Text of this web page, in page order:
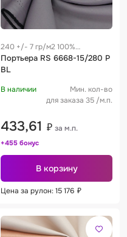
240 +/- 7 гр/м2 100%
полиэстер
Портьера RS 6668-15/280 P
BL
В наличии
Мин. кол-во
для заказа 35 /м.п.
433,61 ₽ за м.п.
+455 бонус
В корзину
Цена за рулон: 15 176 ₽